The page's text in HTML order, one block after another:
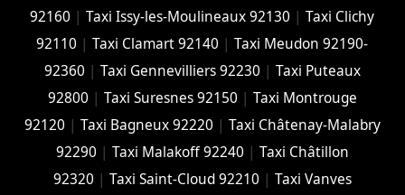
92160 |Taxi Issy-les-Moulineaux 92130 |Taxi Clichy
92110 |Taxi Clamart 92140 |Taxi Meudon 92190-
92360 | Taxi Gennevilliers 92230 | Taxi Puteaux
92800 | Taxi Suresnes 92150 | Taxi Montrouge
92120 | Taxi Bagneux 92220 | Taxi Châtenay-Malabry
92290 | Taxi Malakoff 92240 | Taxi Châtillon
92320 | Taxi Saint-Cloud 92210 | Taxi Vanves